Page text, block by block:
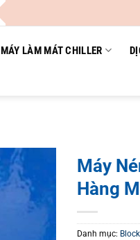
MÁY LÀM MÁT CHILLER
Máy
Hàng
Danh mục: